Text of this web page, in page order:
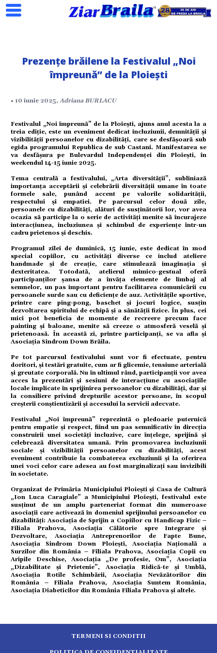
Prezențe brăilene la Festivalul „Noi
împreună” de la Ploiești
• 10 iunie 2025,Adriana BURLACU
Festivalul „Noi împreună” de la Ploiești, ajuns anul acesta la a
treia ediție, este un eveniment dedicat incluziunii, demnității și
vizibilității persoanelor cu dizabilități, care se desfășoară sub
egida programului Republica de sub Castani. Manifestarea se
va desfășura pe Bulevardul Independenței din Ploiești, în
weekendul 14-15 iunie 2025.
Tema centrală a festivalului, „Arta diversității”, subliniază
importanța acceptării și celebrării diversității umane în toate
formele sale, punând accent pe valorile solidarității,
respectului și empatiei. Pe parcursul celor două zile,
persoanele cu dizabilități, alături de susținătorii lor, vor avea
ocazia să participe la o serie de activități menite să încurajeze
interacțiunea, incluziunea și schimbul de experiențe într-un
cadru prietenos și deschis.
Programul zilei de duminică, 15 iunie, este dedicat în mod
special copiilor, cu activități diverse ce includ ateliere
handmade și de creație, care stimulează imaginația și
dexteritatea. Totodată, atelierul mimico-gestual oferă
participanților șansa de a învăța elemente de limbaj al
semnelor, un pas important pentru facilitarea comunicării cu
persoanele surde sau cu deficiențe de auz. Activitățile sportive,
printre care ping-pong, baschet și jocuri logice, susțin
dezvoltarea spiritului de echipă și a sănătății fizice. În plus, cei
mici pot beneficia de momente de recreere precum face
painting și baloane, menite să creeze o atmosferă veselă și
prietenoasă. În această zi, printre participanți, se va afla și
Asociația Sindrom Down Brăila.
Pe tot parcursul festivalului sunt vor fi efectuate, pentru
doritori, și testări gratuite, cum ar fi glicemie, tensiune arterială
și greutate corporală. Nu în ultimul rând, participanții vor avea
acces la prezentări și sesiuni de interacțiune cu asociațiile
locale implicate în sprijinirea persoanelor cu dizabilități, dar și
la consiliere privind drepturile acestor persoane, în scopul
creșterii conștientizării și accesului la servicii adecvate.
Festivalul „Noi împreună” reprezintă o pledoarie puternică
pentru empatie și respect, fiind un pas semnificativ în direcția
construirii unei societăți incluzive, care înțelege, sprijină și
celebrează diversitatea umană. Prin promovarea incluziunii
sociale și vizibilității persoanelor cu dizabilități, acest
eveniment contribuie la combaterea excluziunii și la oferirea
unei voci celor care adesea au fost marginalizați sau invizibili
în societate.
Organizat de Primăria Municipiului Ploiești și Casa de Cultură
„Ion Luca Caragiale” a Municipiului Ploiești, festivalul este
susținut de un amplu parteneriat format din numeroase
asociații care activează în domeniul sprijinului persoanelor cu
dizabilități: Asociația de Sprijin a Copiilor cu Handicap Fizic –
Filiala Prahova, Asociația Călătorie spre Integrare și
Dezvoltare, Asociația Antreprenorilor de Fapte Bune,
Asociația Sindrom Down Ploiești, Asociația Națională a
Surzilor din România – Filiala Prahova, Asociația Copii cu
Aripile Deschise, Asociația „De profesie, Om”, Asociația
„Dizabilitate și Prietenie”, Asociația Ridică-te și Umblă,
Asociația Rotile Schimbării, Asociația Nevăzătorilor din
România – Filiala Prahova, Asociația Suntem România,
Asociația Diabeticilor din România Filiala Prahova și altele.
TERMENI SI CONDITII